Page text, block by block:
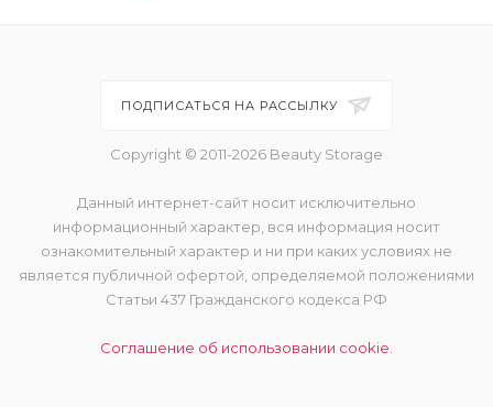
ПОДПИСАТЬСЯ НА РАССЫЛКУ
Copyright © 2011-2026 Beauty Storage
Данный интернет-сайт носит исключительно
информационный характер, вся информация носит
ознакомительный характер и ни при каких условиях не
является публичной офертой, определяемой положениями
Статьи 437 Гражданского кодекса РФ
Соглашение об использовании cookie.